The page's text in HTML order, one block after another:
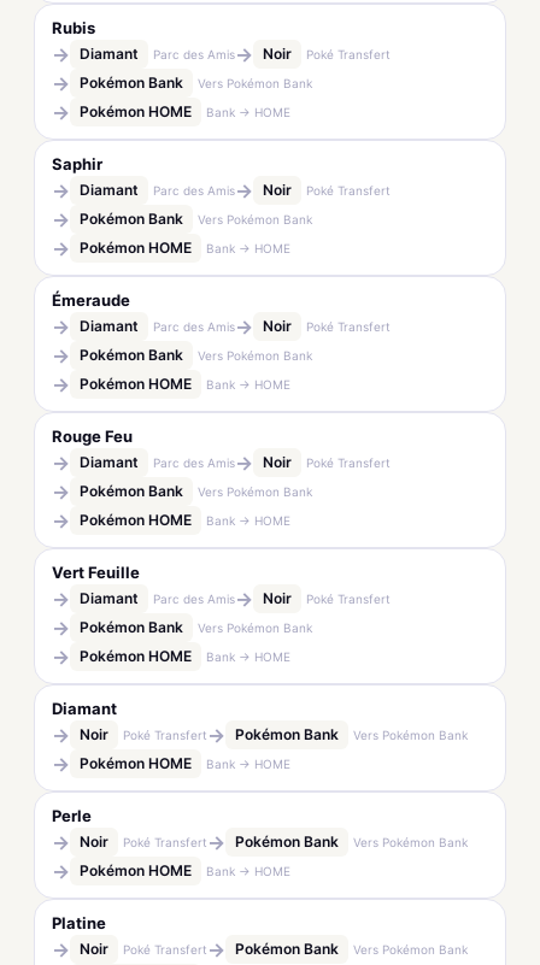
Rubis
→ Diamant Parc des Amis→ Noir Poké Transfert
→ Pokémon Bank Vers Pokémon Bank
→ Pokémon HOME Bank → HOME
Saphir
→ Diamant Parc des Amis→ Noir Poké Transfert
→ Pokémon Bank Vers Pokémon Bank
→ Pokémon HOME Bank → HOME
Émeraude
→ Diamant Parc des Amis→ Noir Poké Transfert
→ Pokémon Bank Vers Pokémon Bank
→ Pokémon HOME Bank → HOME
Rouge Feu
→ Diamant Parc des Amis→ Noir Poké Transfert
→ Pokémon Bank Vers Pokémon Bank
→ Pokémon HOME Bank → HOME
Vert Feuille
→ Diamant Parc des Amis→ Noir Poké Transfert
→ Pokémon Bank Vers Pokémon Bank
→ Pokémon HOME Bank → HOME
Diamant
→ Noir Poké Transfert → Pokémon Bank Vers Pokémon Bank
→ Pokémon HOME Bank → HOME
Perle
→ Noir Poké Transfert → Pokémon Bank Vers Pokémon Bank
→ Pokémon HOME Bank → HOME
Platine
→ Noir Poké Transfert → Pokémon Bank Vers Pokémon Bank